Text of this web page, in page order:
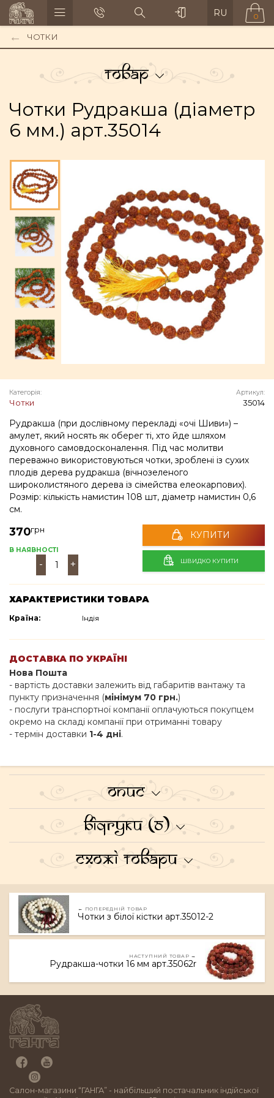
RU 0
ЧОТКИ
Товар
Чотки Рудракша (діаметр
6 мм.) арт.35014
Категорія:
Чотки
Артикул:
35014
Рудракша (при дослівному перекладі «очі Шиви») –
амулет, який носять як оберег ті, хто йде шляхом
духовного самовдосконалення. Під час молитви
переважно використовуються чотки, зроблені із сухих
плодів дерева рудракша (вічнозеленого
широколистяного дерева із сімейства елеокарпових).
Розмір: кількість намистин 108 шт, діаметр намистин 0,6
см.
370грн
В НАЯВНОСТІ
- +
КУПИТИ
ШВИДКО КУПИТИ
ХАРАКТЕРИСТИКИ ТОВАРА
Країна: Індія
ДОСТАВКА ПО УКРАЇНІ
Нова Пошта
- вартість доставки залежить від габаритів вантажу та
пункту призначення (мінімум 70 грн.)
- послуги транспортної компанії оплачуються покупцем
окремо на складі компанії при отриманні товару
- термін доставки 1-4 дні.
Опис
Відгуки (0)
Схожі товари
← ПОПЕРЕДНІЙ ТОВАР
Чотки з білої кістки арт.35012-2
НАСТУПНИЙ ТОВАР →
Рудракша-чотки 16 мм арт.35062r
Салон-магазини “ГАНГА” - найбільший постачальник індійської